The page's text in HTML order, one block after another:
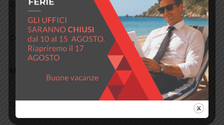
Cognome*
Contatto telefonico*